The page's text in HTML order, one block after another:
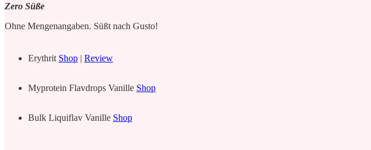
Zero Süße
Ohne Mengenangaben. Süßt nach Gusto!
Erythrit Shop | Review
Myprotein Flavdrops Vanille Shop
Bulk Liquiflav Vanille Shop